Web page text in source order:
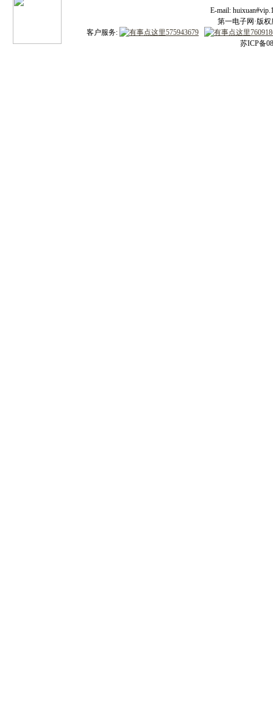
E-mail:
第一电子网·版权
客户服务:
苏ICP备